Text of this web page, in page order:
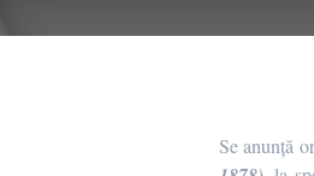
Se anunță